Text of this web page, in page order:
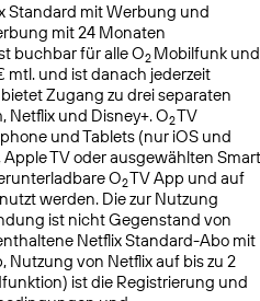
Standard mit Werbung und
mit 24 Monaten
buchbar für alle O2 Mobilfunk und
mtl. und ist danach jederzeit
Zugang zu drei separaten
Netflix und Disney+. O2TV
und Tablets (nur iOS und
Apple TV oder ausgewählten Smart
O2TV App und auf
werden. Die zur Nutzung
ist nicht Gegenstand von
Netflix Standard-Abo mit
Nutzung von Netflix auf bis zu 2
ist die Registrierung und